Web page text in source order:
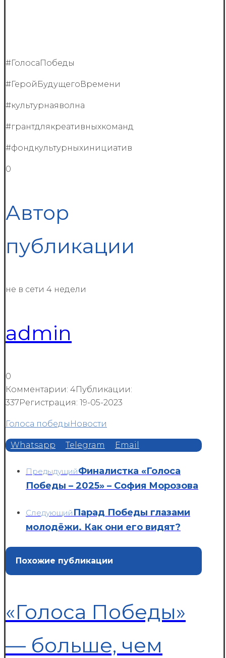
#ГолосаПобеды
#ГеройБудущегоВремени
#культурнаяволна
#грантдлякреативныхкоманд
#фондкультурныхинициатив
0
Автор
публикации
не в сети 4 недели
admin
0
Комментарии: 4Публикации:
337Регистрация: 19-05-2023
Голоса победы Новости
Whatsapp Telegram Email
ПредыдущийФиналистка «Голоса
Победы – 2025» – София Морозова
Следующий Парад Победы глазами
молодёжи. Как они его видят?
Похожие публикации
«Голоса Победы»
— больше, чем